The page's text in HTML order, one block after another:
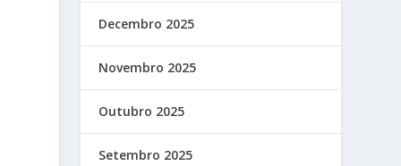
Decembro 2025
Novembro 2025
Outubro 2025
Setembro 2025